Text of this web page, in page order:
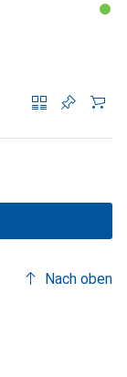
Nach oben